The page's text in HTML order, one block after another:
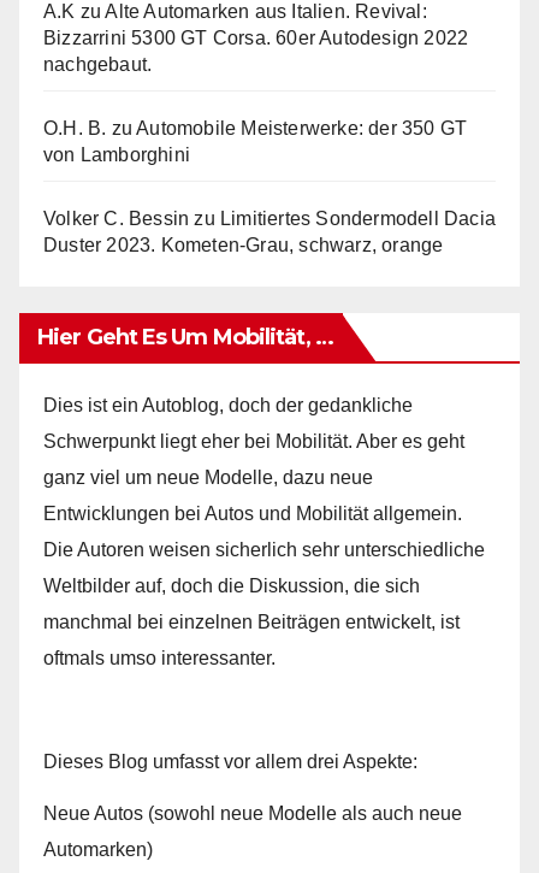
A.K zuAlte Automarken aus Italien. Revival:
Bizzarrini 5300 GT Corsa. 60er Autodesign 2022
nachgebaut.
O.H. B. zuAutomobile Meisterwerke: der 350 GT
von Lamborghini
Volker C. Bessin zu Limitiertes Sondermodell Dacia
Duster 2023. Kometen-Grau, schwarz, orange
Hier Geht Es Um Mobilität, …
Dies ist ein Autoblog, doch der gedankliche
Schwerpunkt liegt eher bei Mobilität. Aber es geht
ganz viel um neue Modelle, dazu neue
Entwicklungen bei Autos und Mobilität allgemein.
Die Autoren weisen sicherlich sehr unterschiedliche
Weltbilder auf, doch die Diskussion, die sich
manchmal bei einzelnen Beiträgen entwickelt, ist
oftmals umso interessanter.
Dieses Blog umfasst vor allem drei Aspekte:
Neue Autos (sowohl neue Modelle als auch neue
Automarken)